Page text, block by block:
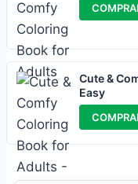
Cute &
Easy